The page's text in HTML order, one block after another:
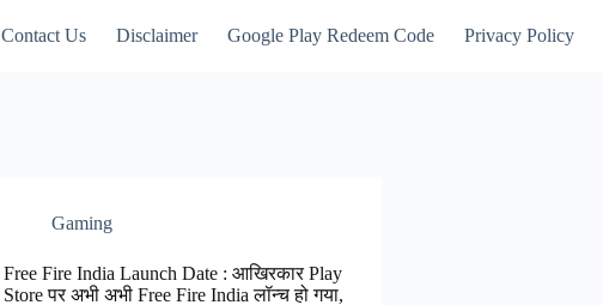
Contact Us Disclaimer Google Play Redeem Code Privacy Policy
Gaming
Free Fire India Launch Date : आखिरकार Play
Store पर अभी अभी Free Fire India लॉन्च हो गया,